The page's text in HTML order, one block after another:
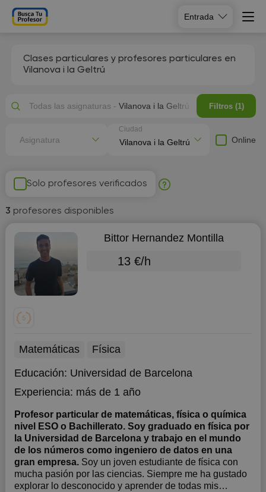
Entrada
Clases particulares y profesores particulares en
Vilanova i la Geltrú
Solo profesores verificados
3 profesores disponibles
Bittor Hernandez Montilla
13 €/h
Matemáticas
Física
Educación: Universidad de Barcelona
Experiencia: más de 1 año
Profesor particular de matemáticas, física o química
nivel ESO o Bachillerato. Soy graduado en física por
la Universidad de Barcelona y trabajo en el mundo
de los números como ingeniero de datos en una
gran empresa. Soy un joven estudiante de física con
mucha pasión por las ciencias. Siempre me ha gustado
explorar lo desconocido y aprender de todas mis
Todas las asignaturas - Vilanova i la Geltrú Filtros (1)
Asignatura
Ciudad
Online